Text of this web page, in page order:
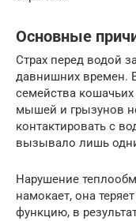
Основные
Страх перед водой
давнишних времен.
семейства
мышей и грызунов
контактировать с
вызывало лишь
Нарушение
намокает, она
функцию, в